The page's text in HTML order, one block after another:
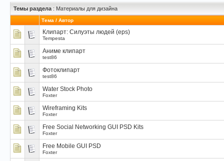
Темы раздела : Материалы для дизайна
Тема / Автор
Клипарт: Силуэты людей (eps)
Tempesta
Аниме клипарт
test86
Фотоклипарт
test86
Water Stock Photo
Foxter
Wireframing Kits
Foxter
Free Social Networking GUI PSD Kits
Foxter
Free Mobile GUI PSD
Foxter